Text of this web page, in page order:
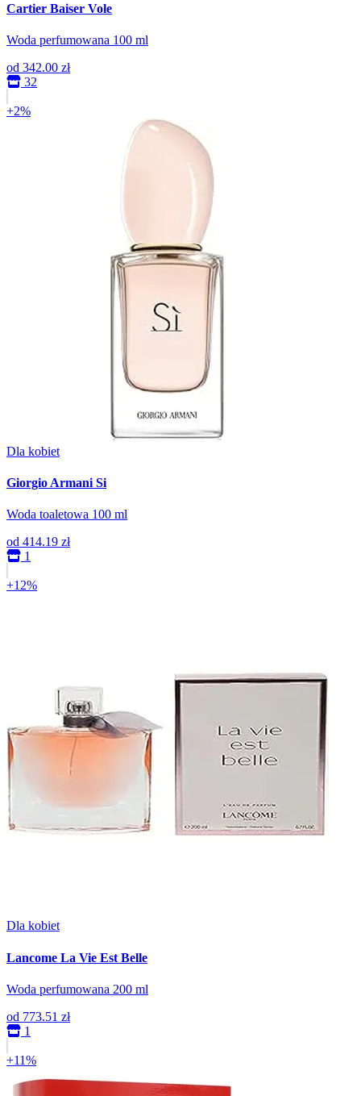
Cartier Baiser Vole
Woda perfumowana 100 ml
od 342.00 zł
32
+2%
Dla kobiet
Giorgio Armani Si
Woda toaletowa 100 ml
od 414.19 zł
1
+12%
Dla kobiet
Lancome La Vie Est Belle
Woda perfumowana 200 ml
od 773.51 zł
1
+11%